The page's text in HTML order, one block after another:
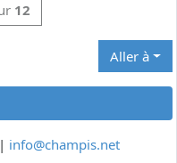
12
Aller à
info@champis.net